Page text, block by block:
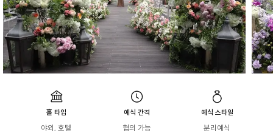
홀 타입
야외, 호텔
예식 간격
협의 가능
예식 스타일
분리예식